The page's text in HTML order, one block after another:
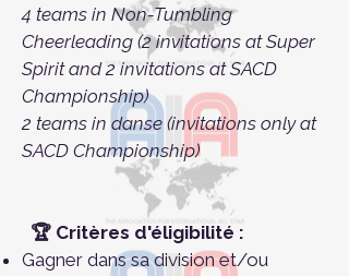
4 teams in Non-Tumbling
Cheerleading (2 invitations at Super
Spirit and 2 invitations at SACD
Championship)
2 teams in danse (invitations only at
SACD Championship)
🏆 Critères d'éligibilité :
Gagner dans sa division et/ou